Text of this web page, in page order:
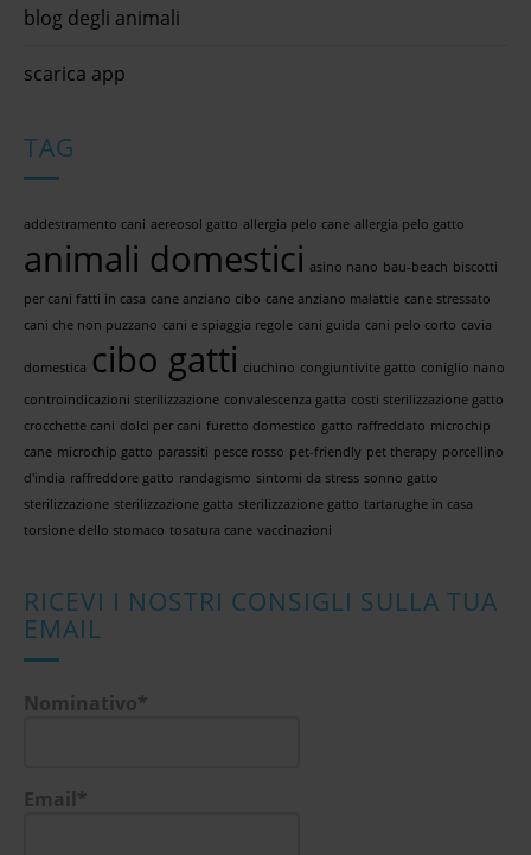
blog degli animali
scarica app
TAG
addestramento cani aereosol gatto allergia pelo cane allergia pelo gatto
animali domestici asino nano bau-beach biscotti
per cani fatti in casa cane anziano cibo cane anziano malattie cane stressato
cani che non puzzano cani e spiaggia regole cani guida cani pelo corto cavia
domestica cibo gatti ciuchino congiuntivite gatto coniglio nano
controindicazioni sterilizzazione convalescenza gatta costi sterilizzazione gatto
crocchette cani dolci per cani furetto domestico gatto raffreddato microchip
cane microchip gatto parassiti pesce rosso pet-friendly pet therapy porcellino
d'india raffreddore gatto randagismo sintomi da stress sonno gatto
sterilizzazione sterilizzazione gatta sterilizzazione gatto tartarughe in casa
torsione dello stomaco tosatura cane vaccinazioni
RICEVI I NOSTRI CONSIGLI SULLA TUA
EMAIL
Nominativo*
Email*